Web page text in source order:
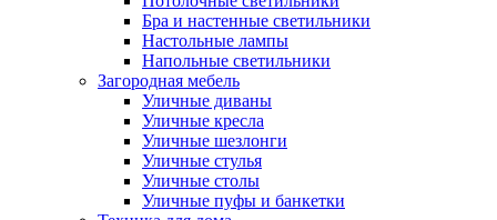
Бра и настенные светильники
Настольные лампы
Напольные светильники
Загородная мебель
Уличные диваны
Уличные кресла
Уличные шезлонги
Уличные стулья
Уличные столы
Уличные пуфы и банкетки